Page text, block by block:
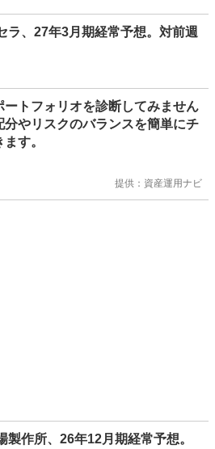
ラ、27年3月期経常予想。対前週
ートフォリオを診断してみません
分やリスクのバランスを簡単にチ
す。
提供：資産運用ナビ
製作所、26年12月期経常予想。